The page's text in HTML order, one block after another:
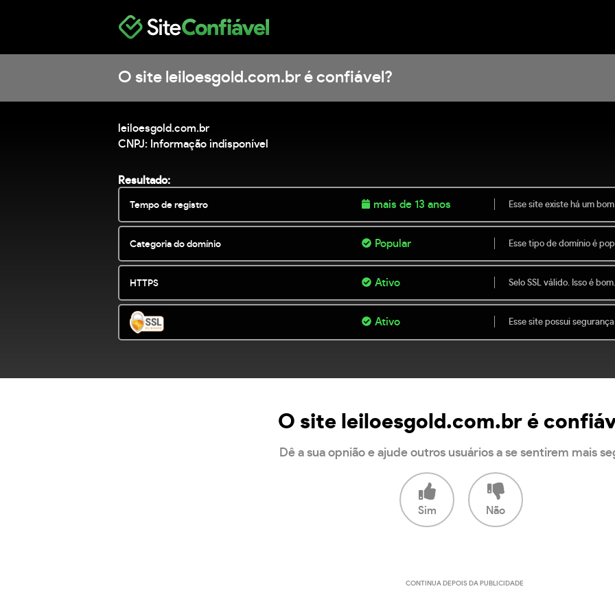
O site leiloesgold.com.br é confiável?
leiloesgold.com.br
CNPJ: Informação indisponível
Resultado:
Tempo de registro mais de 13 anos Esse site existe há um
Categoria do domínio Popular Esse tipo de domínio é
HTTPS Ativo Selo SSL válido. Isso é bom.
Ativo Esse site possui
O site leiloesgold.com.br é
Dê a sua opnião e ajude outros usuários a se sentirem mais
Sim Não
CONTINUA DEPOIS DA PUBLICIDADE